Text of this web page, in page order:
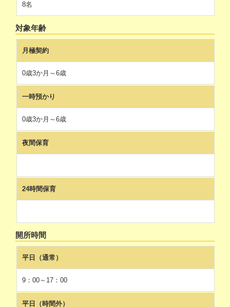
8名
対象年齢
月極契約
0歳3か月～6歳
一時預かり
0歳3か月～6歳
夜間保育
24時間保育
開所時間
平日（通常）
9：00～17：00
平日（時間外）